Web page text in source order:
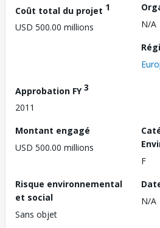
Coût total du projet 1
USD 500.00 millions
N/A
Approbation FY3
2011
Montant engagé
USD 500.00 millions
F
Risque environnemental
et social
Sans objet
N/A